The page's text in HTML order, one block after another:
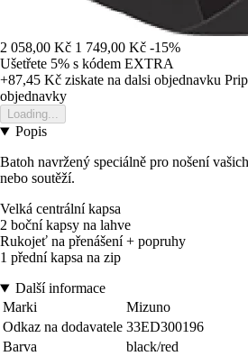
2 058,00 Kč 1 749,00 Kč -15%
Ušetřete 5% s kódem EXTRA
+87,45 Kč ziskate na dalsi objednavku
objednavky
Loading...
Popis
Batoh navržený speciálně pro nošení
nebo soutěží.
Velká centrální kapsa
2 boční kapsy na lahve
Rukojeť na přenášení + popruhy
1 přední kapsa na zip
Další informace
Marki
Mizuno
Odkaz na dodavatele 33ED300196
Barva
black/red